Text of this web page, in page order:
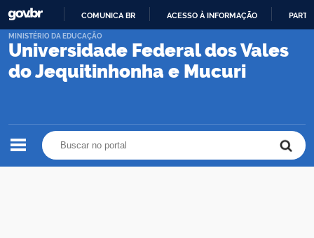
PARA
CONTEÚDO
COMUNICA BR ACESSO À INFORMAÇÃO
Universidade Federal dos Vales
do Jequitinhonha e Mucuri
MINISTÉRIO DA EDUCAÇÃO